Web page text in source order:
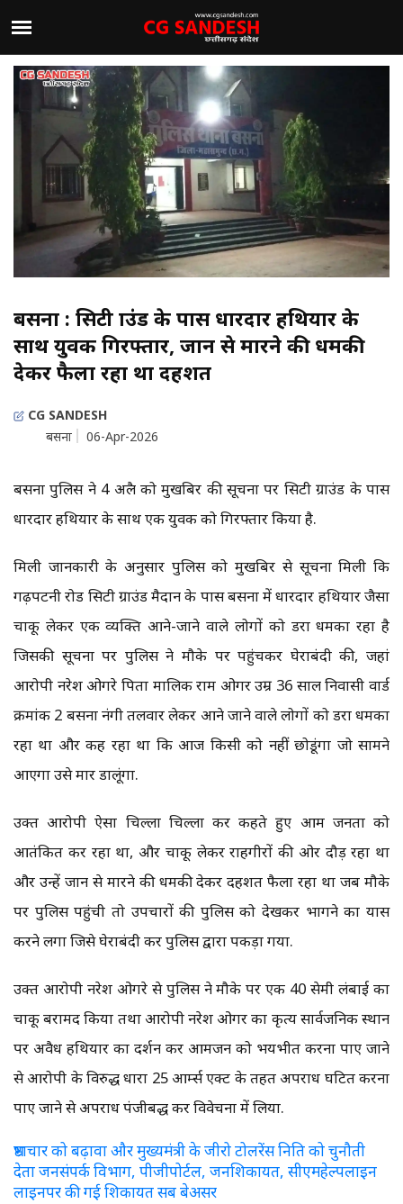
बसना : सिटी ग्राउंड के पास धारदार हथियार के
साथ युवक गिरफ्तार, जान से मारने की धमकी
देकर फैला रहा था दहशत
CG SANDESH
बसना
06-Apr-2026
बसना पुलिस ने 4 अप्रैल को मुखबिर की सूचना पर सिटी ग्राउंड के पास
धारदार हथियार के साथ एक युवक को गिरफ्तार किया है.
मिली जानकारी के अनुसार पुलिस को मुखबिर से सूचना मिली कि
गढ़पटनी रोड सिटी ग्राउंड मैदान के पास बसना में धारदार हथियार जैसा
चाकू लेकर एक व्यक्ति आने-जाने वाले लोगों को डरा धमका रहा है
जिसकी सूचना पर पुलिस ने मौके पर पहुंचकर घेराबंदी की, जहां
आरोपी नरेश ओगरे पिता मालिक राम ओगर उम्र 36 साल निवासी वार्ड
क्रमांक 2 बसना नंगी तलवार लेकर आने जाने वाले लोगों को डरा धमका
रहा था और कह रहा था कि आज किसी को नहीं छोडूंगा जो सामने
आएगा उसे मार डालूंगा.
उक्त आरोपी ऐसा चिल्ला चिल्ला कर कहते हुए आम जनता को
आतंकित कर रहा था, और चाकू लेकर राहगीरों की ओर दौड़ रहा था
और उन्हें जान से मारने की धमकी देकर दहशत फैला रहा था जब मौके
पर पुलिस पहुंची तो उपचारों की पुलिस को देखकर भागने का प्रयास
करने लगा जिसे घेराबंदी कर पुलिस द्वारा पकड़ा गया.
उक्त आरोपी नरेश ओगरे से पुलिस ने मौके पर एक 40 सेमी लंबाई का
चाकू बरामद किया तथा आरोपी नरेश ओगर का कृत्य सार्वजनिक स्थान
पर अवैध हथियार का प्रदर्शन कर आमजन को भयभीत करना पाए जाने
से आरोपी के विरुद्ध धारा 25 आर्म्स एक्ट के तहत अपराध घटित करना
पाए जाने से अपराध पंजीबद्ध कर विवेचना में लिया.
भ्रष्टाचार को बढ़ावा और मुख्यमंत्री के जीरो टोलरेंस निति को चुनौती
देता जनसंपर्क विभाग, पीजीपोर्टल, जनशिकायत, सीएमहेल्पलाइन
लाइनपर की गई शिकायत सब बेअसर